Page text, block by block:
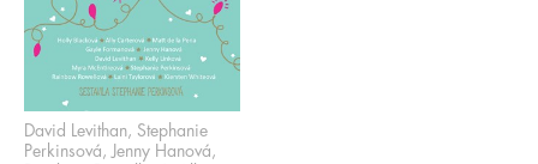
David Levithan, Stephanie
Perkinsová, Jenny Hanová,